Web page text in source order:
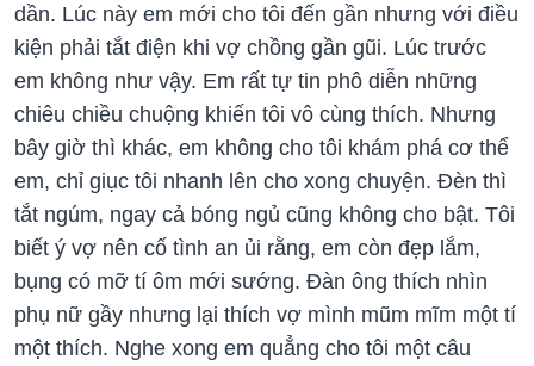
dần. Lúc này em mới cho tôi đến gần nhưng với điều
kiện phải tắt điện khi vợ chồng gần gũi. Lúc trước
em không như vậy. Em rất tự tin phô diễn những
chiêu chiều chuộng khiến tôi vô cùng thích. Nhưng
bây giờ thì khác, em không cho tôi khám phá cơ thể
em, chỉ giục tôi nhanh lên cho xong chuyện. Đèn thì
tắt ngúm, ngay cả bóng ngủ cũng không cho bật. Tôi
biết ý vợ nên cố tình an ủi rằng, em còn đẹp lắm,
bụng có mỡ tí ôm mới sướng. Đàn ông thích nhìn
phụ nữ gầy nhưng lại thích vợ mình mũm mĩm một tí
một thích. Nghe xong em quẳng cho tôi một câu